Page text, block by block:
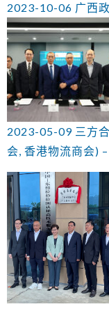
2023-10-06 广西
2023-05-09 三方
会, 香港物流商会)